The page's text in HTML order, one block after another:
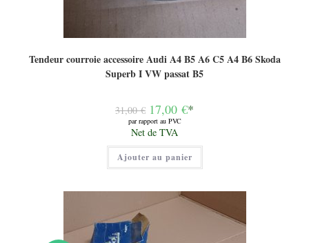
Tendeur courroie accessoire Audi A4 B5 A6 C5 A4 B6 Skoda
Superb I VW passat B5
31,00€ Le
prix
initial
était :
31,00 €.
17,00 €*
par rapport au PVC
Le
prix
actuel
est :
17,00 €.
Net de TVA
Ajouter au panier